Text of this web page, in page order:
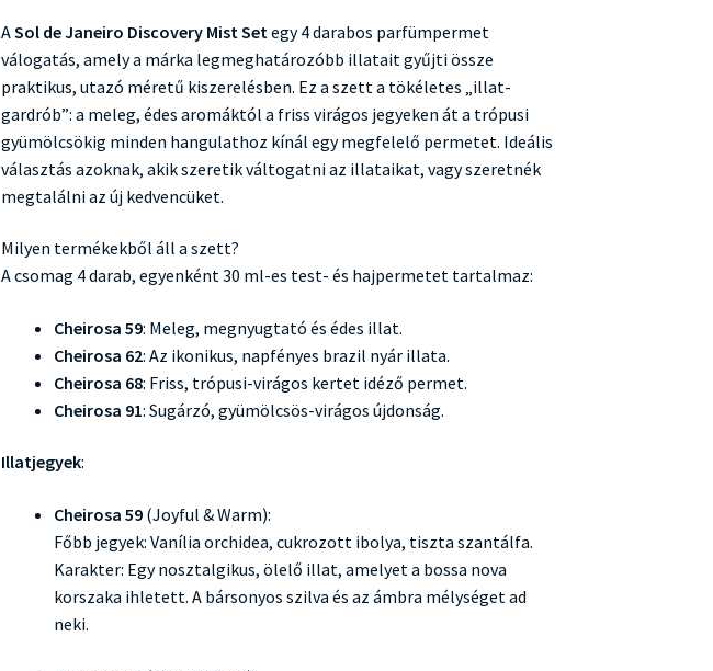
ASol de Janeiro Discovery Mist Set egy 4 darabos parfümpermet
válogatás, amely a márka legmeghatározóbb illatait gyűjti össze
praktikus, utazó méretű kiszerelésben. Ez a szett a tökéletes „illat-
gardrób”: a meleg, édes aromáktól a friss virágos jegyeken át a trópusi
gyümölcsökig minden hangulathoz kínál egy megfelelő permetet. Ideális
választás azoknak, akik szeretik váltogatni az illataikat, vagy szeretnék
megtalálni az új kedvencüket.
Milyen termékekből áll a szett?
A csomag 4 darab, egyenként 30 ml-es test- és hajpermetet tartalmaz:
Cheirosa 59: Meleg, megnyugtató és édes illat.
Cheirosa 62: Az ikonikus, napfényes brazil nyár illata.
Cheirosa 68: Friss, trópusi-virágos kertet idéző permet.
Cheirosa 91: Sugárzó, gyümölcsös-virágos újdonság.
Illatjegyek:
Cheirosa 59 (Joyful & Warm):
Főbb jegyek: Vanília orchidea, cukrozott ibolya, tiszta szantálfa.
Karakter: Egy nosztalgikus, ölelő illat, amelyet a bossa nova
korszaka ihletett. A bársonyos szilva és az ámbra mélységet ad
neki.